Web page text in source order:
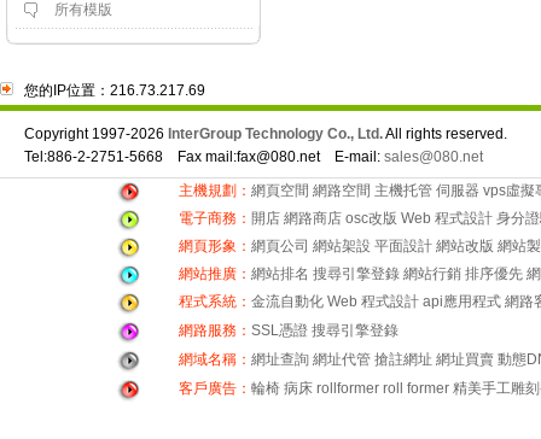
所有模版
您的IP位置：216.73.217.69
Copyright 1997-2026 InterGroup Technology Co., Ltd.All rights reserved.
Tel:886-2-2751-5668 Fax mail:fax@080.net E-mail: sales@080.net
主機規劃： 網頁空間 網路空間 主機托管 伺服器 vps虛擬
電子商務： 開店 網路商店 osc改版 Web 程式設計 身分
網頁形象： 網頁公司 網站架設 平面設計 網站改版 網站
網站推廣： 網站排名 搜尋引擎登錄 網站行銷 排序優先
程式系統： 金流自動化 Web 程式設計 api應用程式 網路
網路服務： SSL憑證 搜尋引擎登錄
網域名稱： 網址查詢 網址代管 搶註網址 網址買賣 動態
客戶廣告： 輪椅 病床 rollformer roll former 精美手工雕